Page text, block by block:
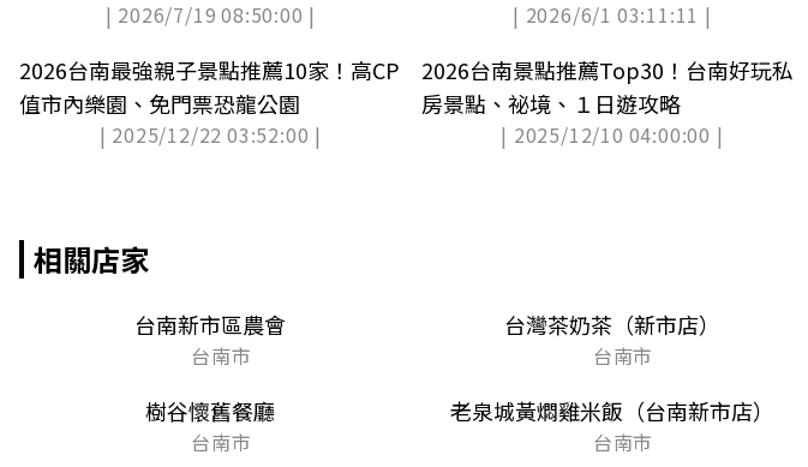
| 2026/7/19 08:50:00 | | 2026/6/1 03:11:11 |
2026台南最強親子景點推薦10家！高CP
值市內樂園、免門票恐龍公園
| 2025/12/22 03:52:00 |
2026台南景點推薦Top30！台南好玩私
房景點、祕境、１日遊攻略
| 2025/12/10 04:00:00 |
相關店家
台南新市區農會
台南市
台灣茶奶茶（新市店）
台南市
樹谷懷舊餐廳
台南市
老泉城黃燜雞米飯（台南新市店）
台南市